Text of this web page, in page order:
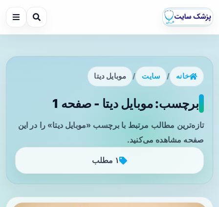
خانه / سایت / موبایل دیتا
برچسب: موبایل دیتا - صفحه 1
تازه‌ترین مطالب مرتبط با برچسب «موبایل دیتا» را در این
صفحه مشاهده می‌کنید.
۱ مطلب